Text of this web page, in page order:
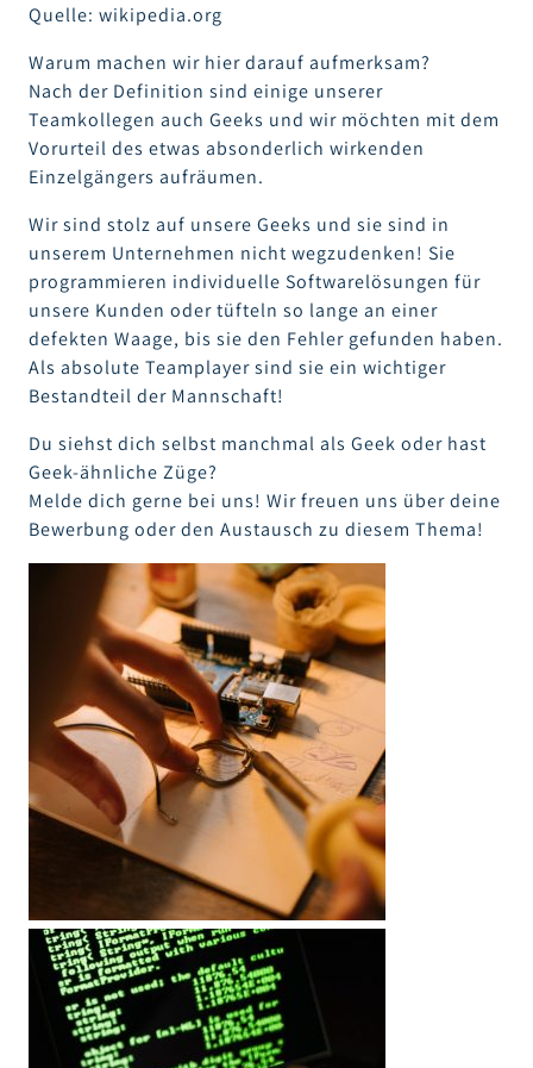
Quelle: wikipedia.org
Warum machen wir hier darauf aufmerksam?
Nach der Definition sind einige unserer
Teamkollegen auch Geeks und wir möchten mit dem
Vorurteil des etwas absonderlich wirkenden
Einzelgängers aufräumen.
Wir sind stolz auf unsere Geeks und sie sind in
unserem Unternehmen nicht wegzudenken! Sie
programmieren individuelle Softwarelösungen für
unsere Kunden oder tüfteln so lange an einer
defekten Waage, bis sie den Fehler gefunden haben.
Als absolute Teamplayer sind sie ein wichtiger
Bestandteil der Mannschaft!
Du siehst dich selbst manchmal als Geek oder hast
Geek-ähnliche Züge?
Melde dich gerne bei uns! Wir freuen uns über deine
Bewerbung oder den Austausch zu diesem Thema!